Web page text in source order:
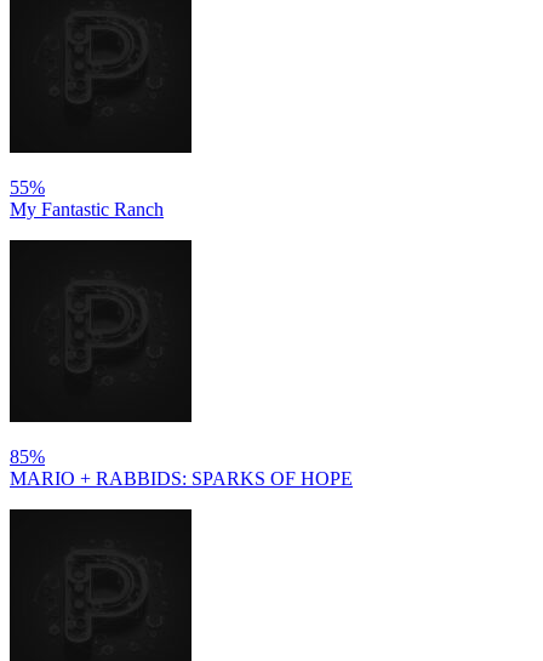
55%
My Fantastic Ranch
85%
MARIO + RABBIDS: SPARKS OF HOPE